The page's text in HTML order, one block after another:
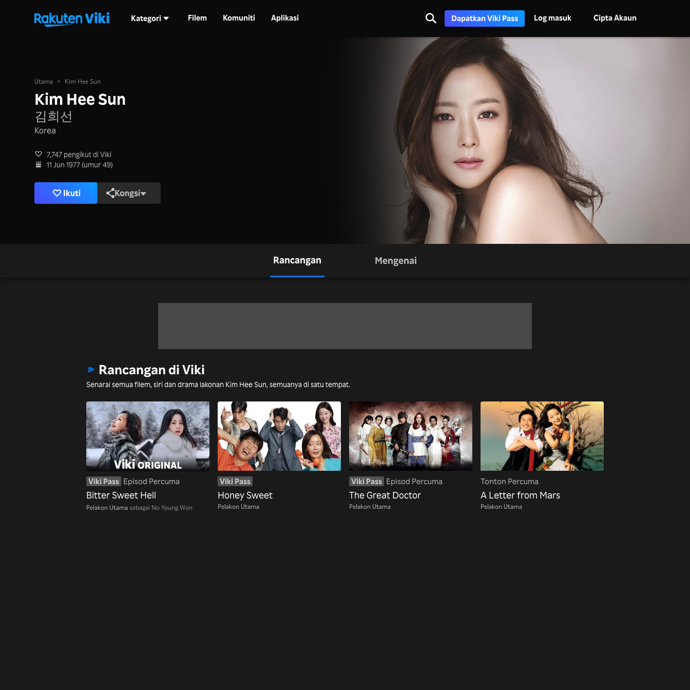
Kategori Filem Komuniti Aplikasi Dapatkan Viki Pass Log masuk Cipta Akaun
Utama > Kim Hee Sun
Kim Hee Sun
김희선
Korea
7,747 pengikut di Viki
11 Jun 1977 (umur 49)
Ikuti Kongsi
Rancangan Mengenai
Rancangan di Viki
Senarai semua filem, siri dan drama lakonan Kim Hee Sun, semuanya di satu tempat.
Viki Pass Episod Percuma
Bitter Sweet Hell
Pelakon Utama sebagai No Young Won
Viki Pass
Honey Sweet
Pelakon Utama
Viki Pass Episod Percuma
The Great Doctor
Pelakon Utama
Tonton Percuma
A Letter from Mars
Pelakon Utama